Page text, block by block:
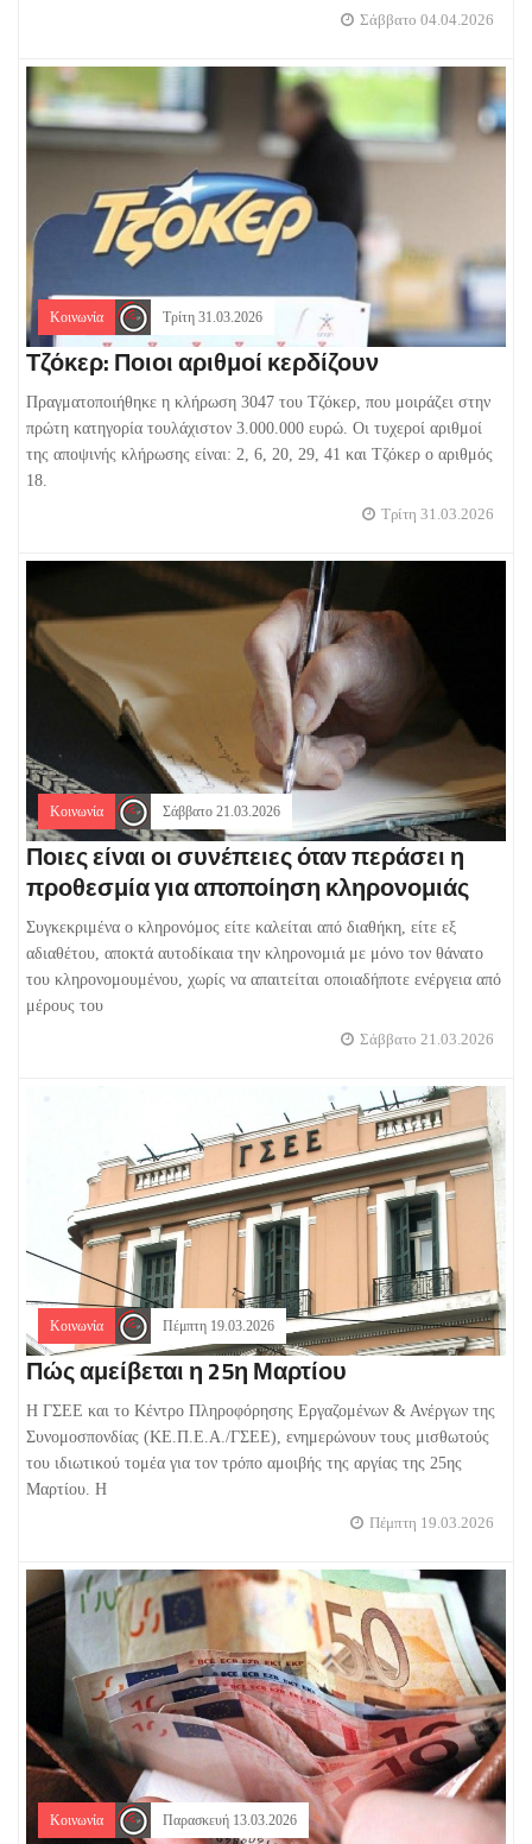
Σάββατο 04.04.2026
Κοινωνία Τρίτη 31.03.2026
Τζόκερ: Ποιοι αριθμοί κερδίζουν
Πραγματοποιήθηκε η κλήρωση 3047 του Τζόκερ, που μοιράζει στην
πρώτη κατηγορία τουλάχιστον 3.000.000 ευρώ. Οι τυχεροί αριθμοί
της αποψινής κλήρωσης είναι: 2, 6, 20, 29, 41 και Τζόκερ ο αριθμός
18.
Τρίτη 31.03.2026
Κοινωνία Σάββατο 21.03.2026
Ποιες είναι οι συνέπειες όταν περάσει η
προθεσμία για αποποίηση κληρονομιάς
Συγκεκριμένα ο κληρονόμος είτε καλείται από διαθήκη, είτε εξ
αδιαθέτου, αποκτά αυτοδίκαια την κληρονομιά με μόνο τον θάνατο
του κληρονομουμένου, χωρίς να απαιτείται οποιαδήποτε ενέργεια από
μέρους του
Σάββατο 21.03.2026
Κοινωνία Πέμπτη 19.03.2026
Πώς αμείβεται η 25η Μαρτίου
H ΓΣΕΕ και το Κέντρο Πληροφόρησης Εργαζομένων & Ανέργων της
Συνομοσπονδίας (ΚΕ.Π.Ε.Α./ΓΣΕΕ), ενημερώνουν τους μισθωτούς
του ιδιωτικού τομέα για τον τρόπο αμοιβής της αργίας της 25ης
Μαρτίου. Η
Πέμπτη 19.03.2026
Κοινωνία Παρασκευή 13.03.2026